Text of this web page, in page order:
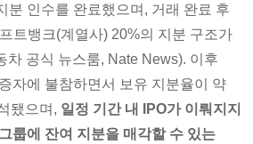
분 인수를 완료했으며, 거래 완료 후
트뱅크(계열사) 20%의 지분 구조가
차 공식 뉴스룸, Nate News). 이후
자에 불참하면서 보유 지분율이 약
됐으며, 일정 기간 내 IPO가 이뤄지지
룹에 잔여 지분을 매각할 수 있는